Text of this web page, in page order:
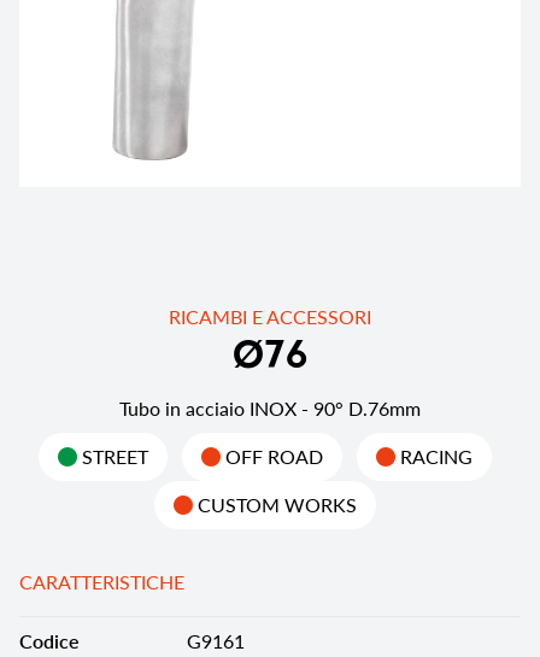
RICAMBI E ACCESSORI
Ø76
Tubo in acciaio INOX - 90° D.76mm
STREET
OFF ROAD
RACING
CUSTOM WORKS
CARATTERISTICHE
Codice
G9161